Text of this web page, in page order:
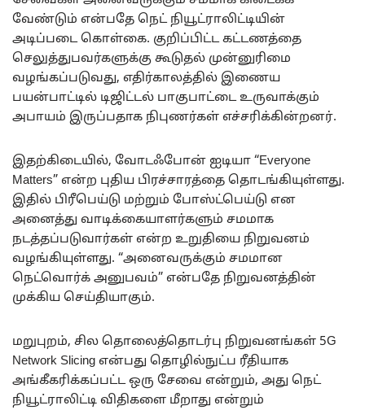
வேண்டும் என்பதே நெட் நியூட்ராலிட்டியின்
அடிப்படை கொள்கை. குறிப்பிட்ட கட்டணத்தை
செலுத்துபவர்களுக்கு கூடுதல் முன்னுரிமை
வழங்கப்படுவது, எதிர்காலத்தில் இணைய
பயன்பாட்டில் டிஜிட்டல் பாகுபாட்டை உருவாக்கும்
அபாயம் இருப்பதாக நிபுணர்கள் எச்சரிக்கின்றனர்.
இதற்கிடையில், வோடஃபோன் ஐடியா “Everyone
Matters” என்ற புதிய பிரச்சாரத்தை தொடங்கியுள்ளது.
இதில் பிரீபெய்டு மற்றும் போஸ்ட்பெய்டு என
அனைத்து வாடிக்கையாளர்களும் சமமாக
நடத்தப்படுவார்கள் என்ற உறுதியை நிறுவனம்
வழங்கியுள்ளது. “அனைவருக்கும் சமமான
நெட்வொர்க் அனுபவம்” என்பதே நிறுவனத்தின்
முக்கிய செய்தியாகும்.
மறுபுறம், சில தொலைத்தொடர்பு நிறுவனங்கள் 5G
Network Slicing என்பது தொழில்நுட்ப ரீதியாக
அங்கீகரிக்கப்பட்ட ஒரு சேவை என்றும், அது நெட்
நியூட்ராலிட்டி விதிகளை மீறாது என்றும்